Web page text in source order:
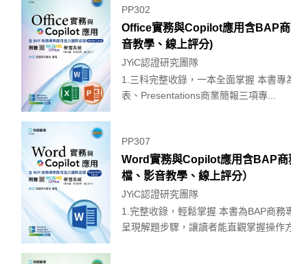
PP302
Office實務與Copilot應用含BAP
音教學、線上評分)
JYiC認證研究團隊
1.三科完整收錄，一本全面掌握 本書
表、Presentations商業簡報三項專...
PP307
Word實務與Copilot應用含BAP商
檔、影音教學、線上評分）
JYiC認證研究團隊
1.完整收錄，輕鬆掌握 本書為BAP商
呈現解題步驟，讓讀者能直觀掌握操作